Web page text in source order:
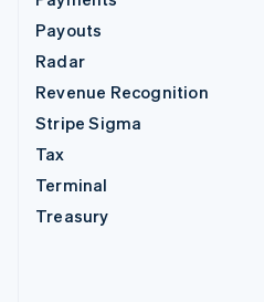
Payouts
Radar
Revenue Recognition
Stripe Sigma
Tax
Terminal
Treasury